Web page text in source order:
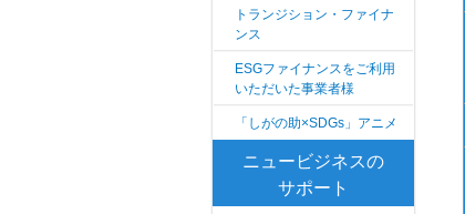
トランジション・ファイナ
ンス
ESGファイナンスをご利用
いただいた事業者様
「しがの助×SDGs」アニメ
ニュービジネスの
サポート